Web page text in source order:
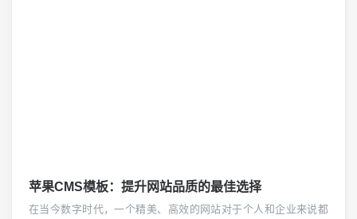
苹果CMS模板：提升网站品质的最佳选择
在当今数字时代，一个精美、高效的网站对于个人和企业来说都